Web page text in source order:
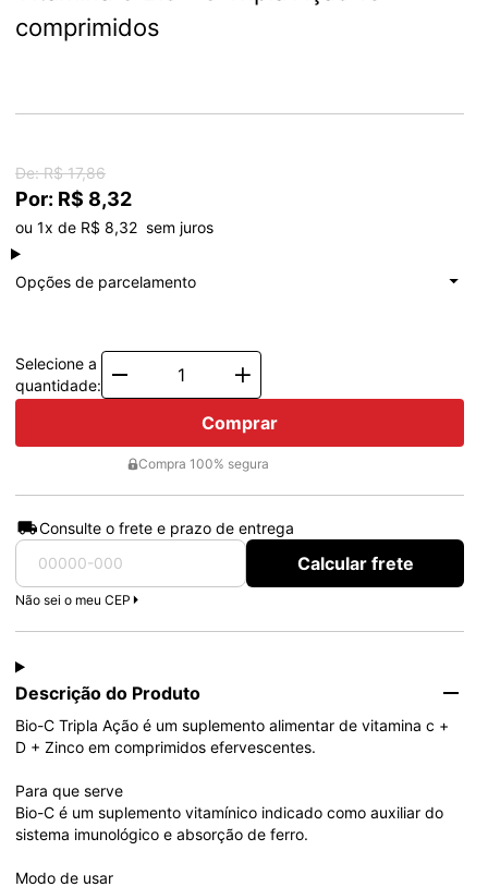
comprimidos
De: R$ 17,86
Por: R$ 8,32
ou 1x de R$ 8,32  sem juros
Opções de parcelamento
à vistaR$ 8,32
Total: R$ 8,32
Selecione a
quantidade:
Comprar
Compra 100% segura
Consulte o frete e prazo de entrega
Calcular frete
Não sei o meu CEP
Descrição do Produto
Bio-C Tripla Ação é um suplemento alimentar de vitamina c +
D + Zinco em comprimidos efervescentes.
Para que serve
Bio-C é um suplemento vitamínico indicado como auxiliar do
sistema imunológico e absorção de ferro.
Modo de usar